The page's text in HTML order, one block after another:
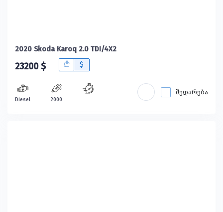
2020 Skoda Karoq 2.0 TDI/4X2
23200 $ B $
Diesel 2000
შედარება